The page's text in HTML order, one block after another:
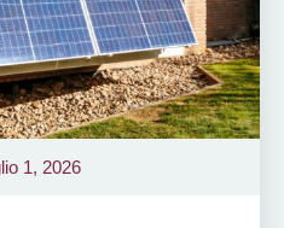
1, 2026